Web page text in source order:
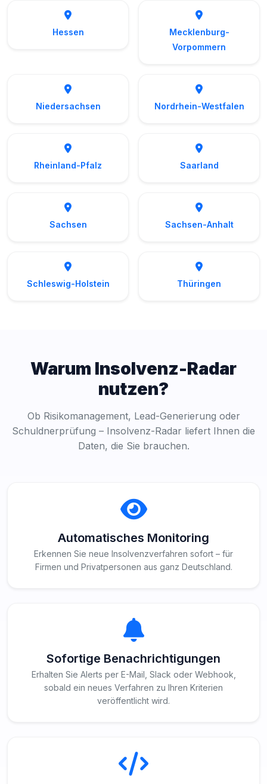
Hessen
Mecklenburg-
Vorpommern
Niedersachsen Nordrhein-Westfalen
Rheinland-Pfalz Saarland
Sachsen Sachsen-Anhalt
Schleswig-Holstein Thüringen
Warum Insolvenz-Radar
nutzen?
Ob Risikomanagement, Lead-Generierung oder
Schuldnerprüfung – Insolvenz-Radar liefert Ihnen die
Daten, die Sie brauchen.
Automatisches Monitoring
Erkennen Sie neue Insolvenzverfahren sofort – für
Firmen und Privatpersonen aus ganz Deutschland.
Sofortige Benachrichtigungen
Erhalten Sie Alerts per E-Mail, Slack oder Webhook,
sobald ein neues Verfahren zu Ihren Kriterien
veröffentlicht wird.